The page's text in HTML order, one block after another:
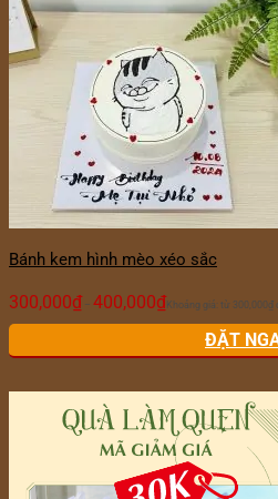
Bánh kem hình mèo xéo sắc
300,000₫ – 400,000₫ Khoảng giá: từ 300,000₫
ĐẶT